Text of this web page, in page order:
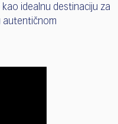
idealnu destinaciju za
autentičnom